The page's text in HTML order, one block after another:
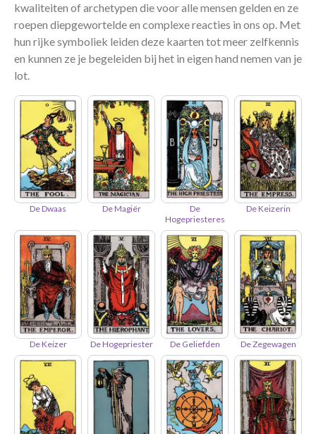
kwaliteiten of archetypen die voor alle mensen gelden en ze
roepen diepgewortelde en complexe reacties in ons op. Met
hun rijke symboliek leiden deze kaarten tot meer zelfkennis
en kunnen ze je begeleiden bij het in eigen hand nemen van je
lot.
De Dwaas De Magiër
De
Hogepriesteres
De Keizerin
De Keizer De Hogepriester De Geliefden De Zegewagen